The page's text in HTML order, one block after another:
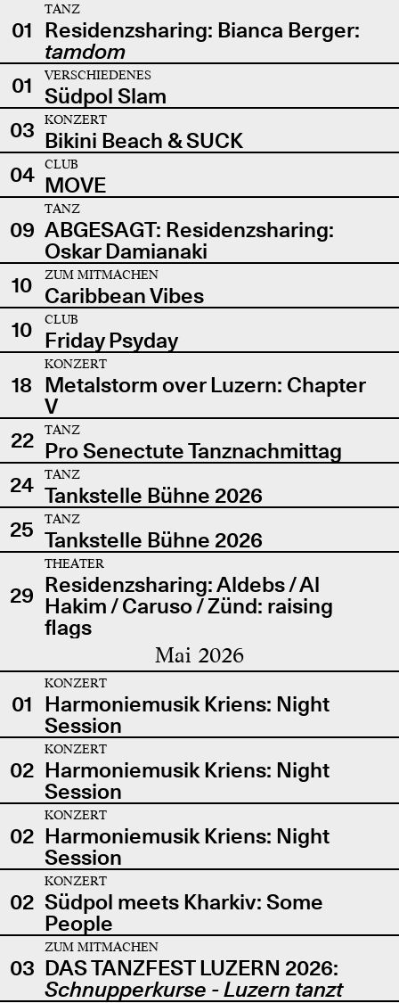
01
TANZ
Residenzsharing: Bianca Berger:
tamdom
01
VERSCHIEDENES
Südpol Slam
03
KONZERT
Bikini Beach & SUCK
04
CLUB
MOVE
09
TANZ
ABGESAGT: Residenzsharing:
Oskar Damianaki
10
ZUM MITMACHEN
Caribbean Vibes
10
CLUB
Friday Psyday
18
KONZERT
Metalstorm over Luzern: Chapter
V
22
TANZ
Pro Senectute Tanznachmittag
24
TANZ
Tankstelle Bühne 2026
25
TANZ
Tankstelle Bühne 2026
29
THEATER
Residenzsharing: Aldebs / Al
Hakim / Caruso / Zünd: raising
flags
Mai 2026
01
KONZERT
Harmoniemusik Kriens: Night
Session
02
KONZERT
Harmoniemusik Kriens: Night
Session
02
KONZERT
Harmoniemusik Kriens: Night
Session
02
KONZERT
Südpol meets Kharkiv: Some
People
03
ZUM MITMACHEN
DAS TANZFEST LUZERN 2026:
Schnupperkurse - Luzern tanzt